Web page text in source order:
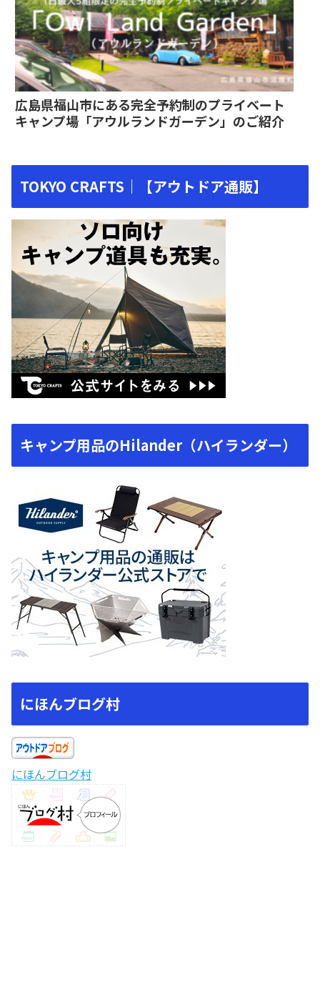
広島県福山市にある完全予約制のプライベート
キャンプ場「アウルランドガーデン」のご紹介
TOKYO CRAFTS｜【アウトドア通販】
キャンプ用品のHilander（ハイランダー）
にほんブログ村
にほんブログ村